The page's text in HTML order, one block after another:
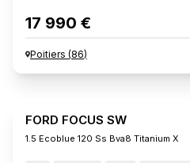
17 990 €
Poitiers (86)
FORD FOCUS SW
1.5 Ecoblue 120 Ss Bva8 Titanium X